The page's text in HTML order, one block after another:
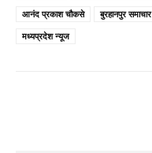
आनंद प्रकाश चौकसे
बुरहानपुर समाचार
मध्यप्रदेश न्यूज